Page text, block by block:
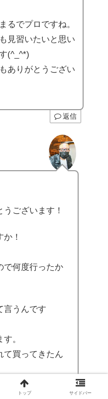
るでプロですね。
見習いたいと思い
(^_^*)
ありがとうござい
返信
ございます！
！
で何度行ったか
言うんです
。
て買ってきたん
ていただいてい
トップ サイドバー